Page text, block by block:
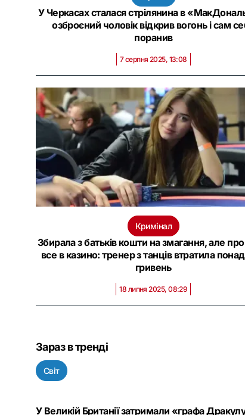
У Черкасах сталася стрілянина в
озброєний чоловік відкрив вогонь і сам
поранив
7 серпня 2025, 13:08
Кримінал
Збирала з батьків кошти на змагання, але
все в казино: тренер з танців втратила
гривень
18 липня 2025, 08:29
Зараз в тренді
Світ
У Великій Британії затримали «графа